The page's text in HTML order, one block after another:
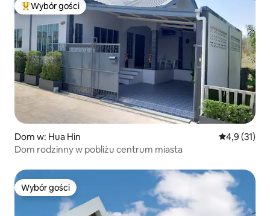
Najpopularniejsze z kategorii Wybór gości
Wybór gości
Dom w: Hua Hin Średnia
4,9 (31)
Dom rodzinny w pobliżu centrum miasta
Wybór gości
Wybór gości